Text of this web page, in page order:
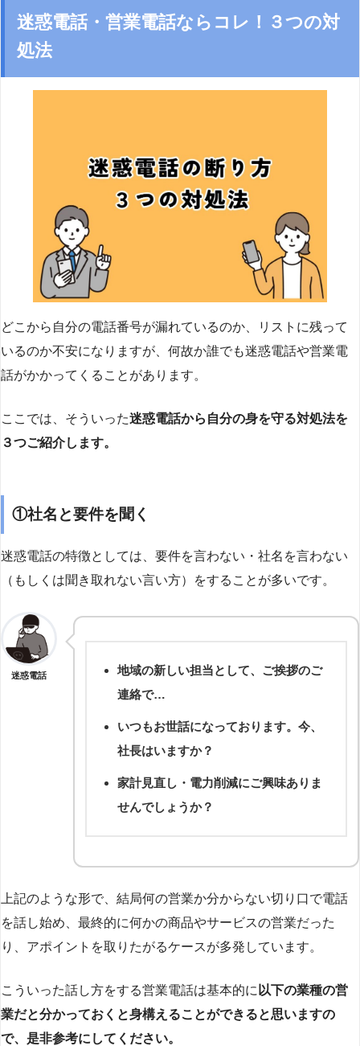
迷惑電話・営業電話ならコレ！３つの対
処法
どこから自分の電話番号が漏れているのか、リストに残って
いるのか不安になりますが、何故か誰でも迷惑電話や営業電
話がかかってくることがあります。
ここでは、そういった迷惑電話から自分の身を守る対処法を
３つご紹介します。
①社名と要件を聞く
迷惑電話の特徴としては、要件を言わない・社名を言わない
（もしくは聞き取れない言い方）をすることが多いです。
迷惑電話
地域の新しい担当として、ご挨拶のご
連絡で…
いつもお世話になっております。今、
社長はいますか？
家計見直し・電力削減にご興味ありま
せんでしょうか？
上記のような形で、結局何の営業か分からない切り口で電話
を話し始め、最終的に何かの商品やサービスの営業だった
り、アポイントを取りたがるケースが多発しています。
こういった話し方をする営業電話は基本的に 以下の業種の営
業だと分かっておくと身構えることができると思いますの
で、是非参考にしてください。